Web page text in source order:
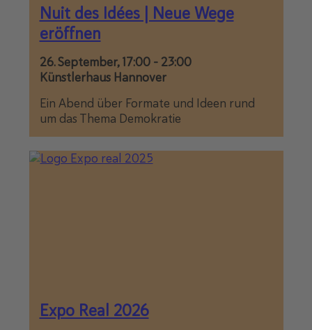
Nuit des Idées | Neue Wege
eröffnen
Ein Abend über Formate und Ideen rund
um das Thema Demokratie
26. September, 17:00- 23:00
Künstlerhaus Hannover
Expo Real 2026